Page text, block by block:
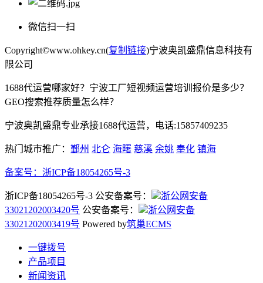
微信扫一扫
Copyright©www.ohkey.cn(复制链接)宁波奥凯盛鼎信息科技有
限公司
1688代运营哪家好？宁波工厂短视频运营培训报价是多少？
GEO搜索推荐质量怎么样？
宁波奥凯盛鼎专业承接1688代运营，电话:15857409235
热门城市推广： 鄞州 北仑 海曙 慈溪 余姚 奉化 镇海
备案号： 浙ICP备18054265号-3
浙ICP备18054265号-3 公安备案号：
浙公网安备
33021202003420号 公安备案号：
浙公网安备
33021202003419号 Powered by筑巢ECMS
一键拨号
产品项目
新闻资讯